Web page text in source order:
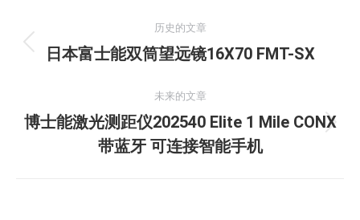
章
航
历史的文章
历
的
文
章：
日本富士能双筒望远镜16X70 FMT-SX
未来的文章
未
来
博士能激光测距仪202540 Elite 1 Mile CONX
带蓝牙 可连接智能手机